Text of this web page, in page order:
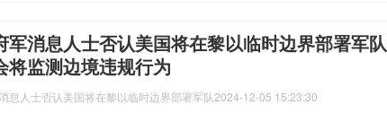
军消息人士否认美国将在黎以临时边界部署军队
将监测边境违规行为
息人士否认美国将在黎以临时边界部署军队2024-12-05 15:23:30